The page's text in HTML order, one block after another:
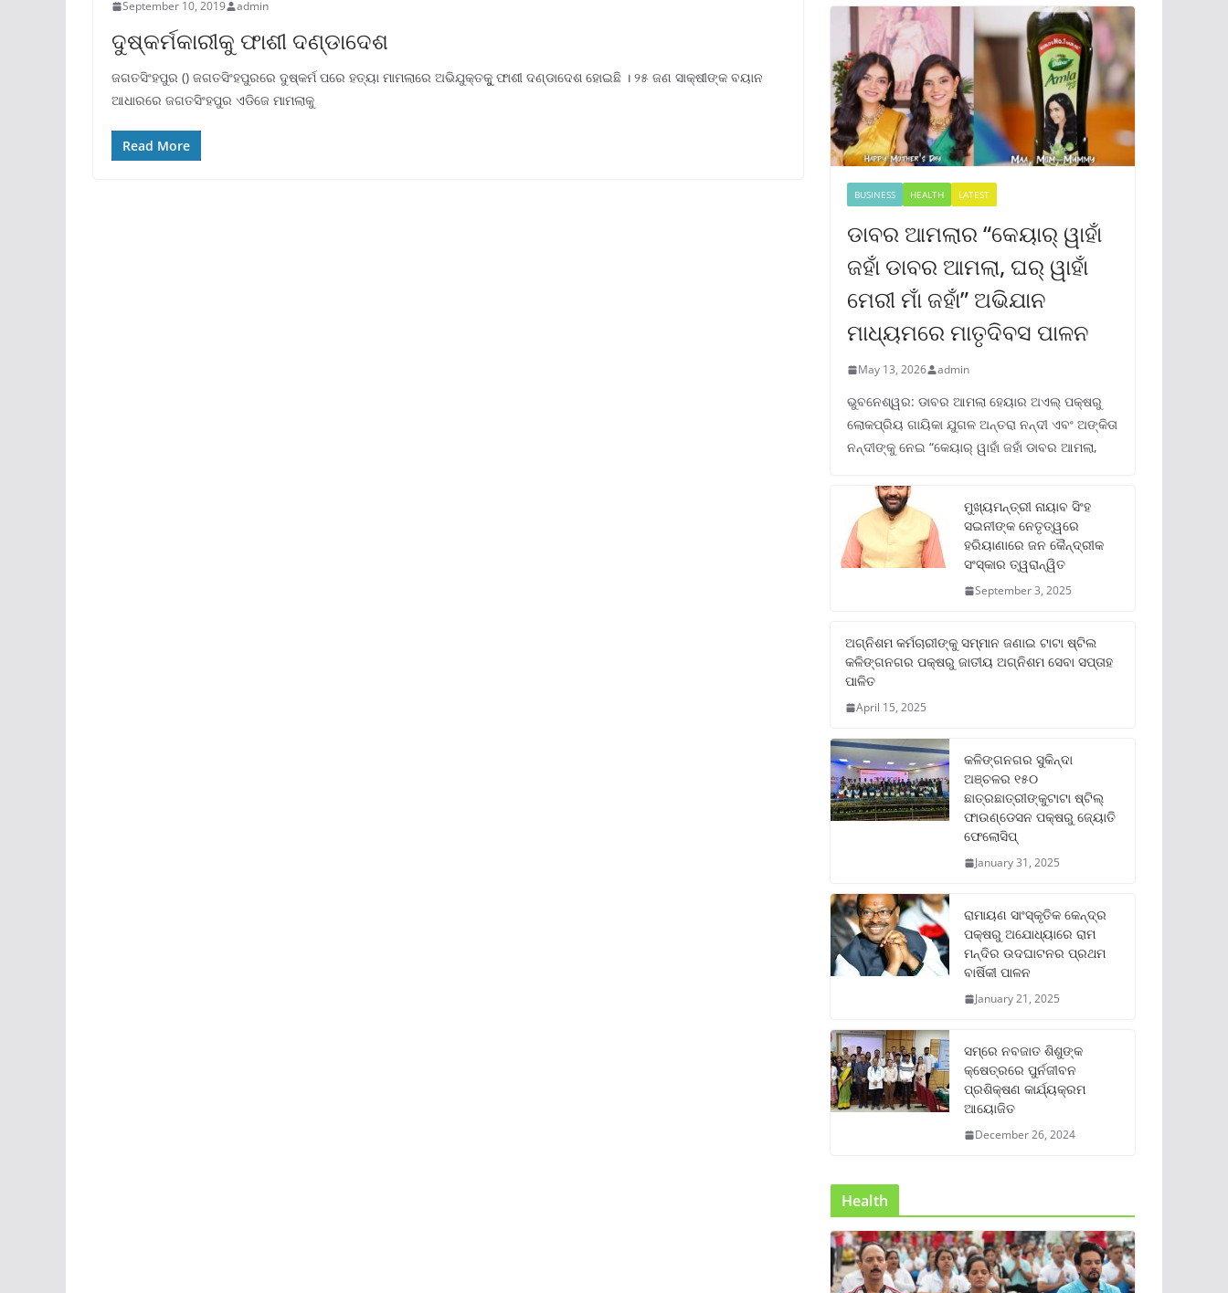
September 10, 2019 admin
ଦୁଷ୍କର୍ମକାରୀକୁ ଫାଶୀ ଦଣ୍ଡାଦେଶ
ଜଗତସିଂହପୁର () ଜଗତସିଂହପୁରରେ ଦୁଷ୍କର୍ମ ପରେ ହତ୍ୟା ମାମଲାରେ ଅଭିଯୁକ୍ତକୁୁ ଫାଶୀ ଦଣ୍ଡାଦେଶ ହୋଇଛି । ୨୫ ଜଣ ସାକ୍ଷୀଙ୍କ ବୟାନ
ଆଧାରରେ ଜଗତସିଂହପୁର ଏଡିଜେ ମାମଲାକୁ
Read More
BUSINESS HEALTH LATEST
ଡାବର ଆମଲାର “କେୟାର୍ ୱାହାଁ
ଜହାଁ ଡାବର ଆମଲା, ଘର୍ ୱାହାଁ
ମେରୀ ମାଁ ଜହାଁ” ଅଭିଯାନ
ମାଧ୍ୟମରେ ମାତୃଦିବସ ପାଳନ
May 13, 2026 admin
ଭୁବନେଶ୍ୱର: ଡାବର ଆମଲା ହେୟାର ଅଏଲ୍ ପକ୍ଷରୁ
ଲୋକପ୍ରିୟ ଗାୟିକା ଯୁଗଳ ଅନ୍ତରା ନନ୍ଦୀ ଏବଂ ଅଙ୍କିତା
ନନ୍ଦୀଙ୍କୁ ନେଇ “କେୟାର୍ ୱାହାଁ ଜହାଁ ଡାବର ଆମଲା,
ମୁଖ୍ୟମନ୍ତ୍ରୀ ନାୟାବ ସିଂହ
ସଇନୀଙ୍କ ନେତୃତ୍ୱରେ
ହରିୟାଣାରେ ଜନ କୈନ୍ଦ୍ରୀକ
ସଂସ୍କାର ତ୍ୱରାନ୍ୱିତ
September 3, 2025
ଅଗ୍ନିଶମ କର୍ମଚାରୀଙ୍କୁ ସମ୍ମାନ ଜଣାଇ ଟାଟା ଷ୍ଟିଲ
କଳିଙ୍ଗନଗର ପକ୍ଷରୁ ଜାତୀୟ ଅଗ୍ନିଶମ ସେବା ସପ୍ତାହ
ପାଳିତ
April 15, 2025
କଳିଙ୍ଗନଗର ସୁକିନ୍ଦା
ଅଞ୍ଚଳର ୧୫୦
ଛାତ୍ରଛାତ୍ରୀଙ୍କୁଟାଟା ଷ୍ଟିଲ୍
ଫାଉଣ୍ଡେସନ ପକ୍ଷରୁ ଜ୍ୟୋତି
ଫେଲୋସିପ୍‌
January 31, 2025
ରାମାୟଣ ସାଂସ୍କୃତିକ କେନ୍ଦ୍ର
ପକ୍ଷରୁ ଅଯୋଧ୍ୟାରେ ରାମ
ମନ୍ଦିର ଉଦଘାଟନର ପ୍ରଥମ
ବାର୍ଷିକୀ ପାଳନ
January 21, 2025
ସମ୍‌ରେ ନବଜାତ ଶିଶୁଙ୍କ
କ୍ଷେତ୍ରରେ ପୁର୍ନଜୀବନ
ପ୍ରଶିକ୍ଷଣ କାର୍ଯ୍ୟକ୍ରମ
ଆୟୋଜିତ
December 26, 2024
Health